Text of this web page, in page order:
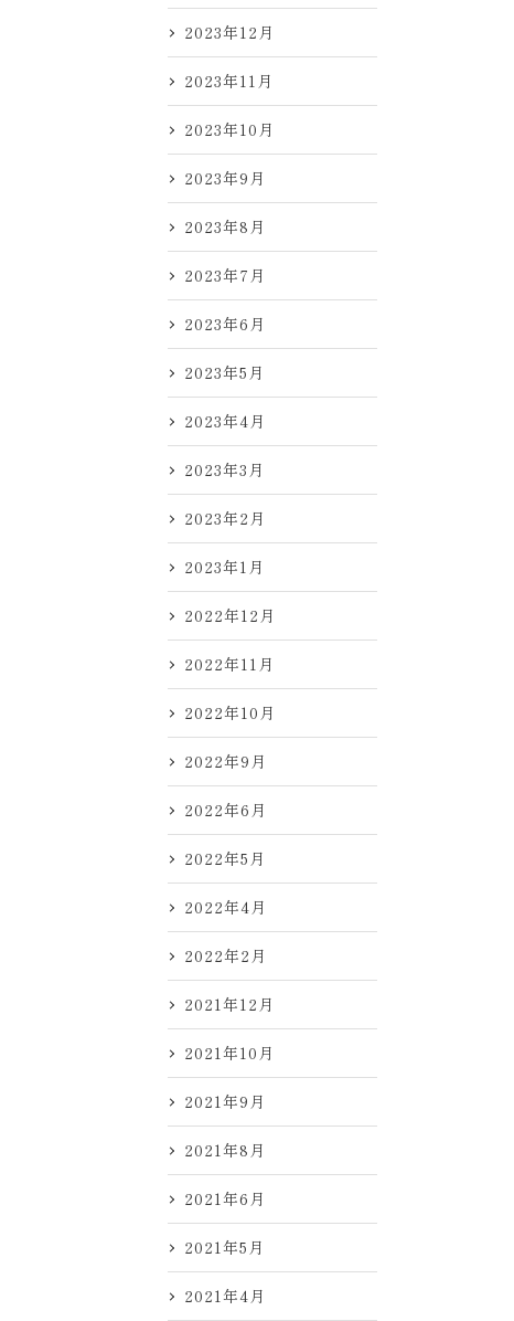
2023年12月
2023年11月
2023年10月
2023年9月
2023年8月
2023年7月
2023年6月
2023年5月
2023年4月
2023年3月
2023年2月
2023年1月
2022年12月
2022年11月
2022年10月
2022年9月
2022年6月
2022年5月
2022年4月
2022年2月
2021年12月
2021年10月
2021年9月
2021年8月
2021年6月
2021年5月
2021年4月